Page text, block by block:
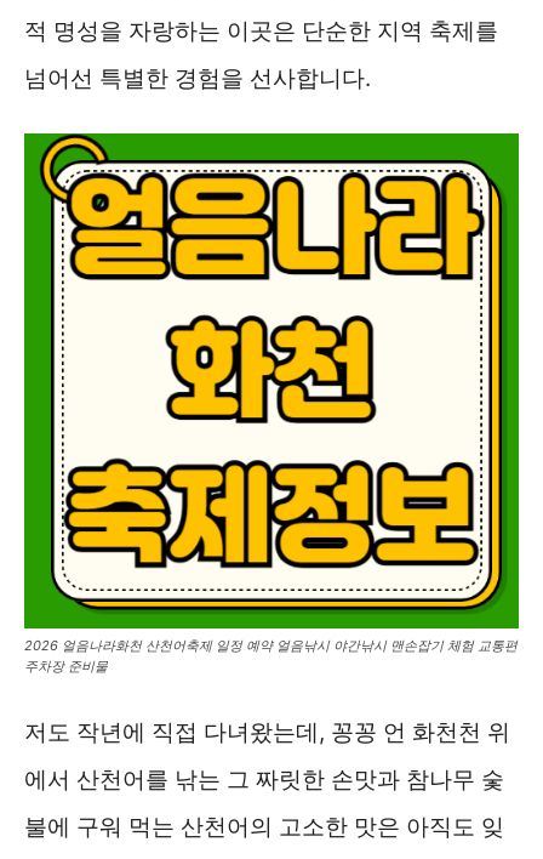
적 명성을 자랑하는 이곳은 단순한 지역 축제를
넘어선 특별한 경험을 선사합니다.
2026 얼음나라화천 산천어축제 일정 예약 얼음낚시 야간낚시 맨손잡기 체험 교통편
주차장 준비물
저도 작년에 직접 다녀왔는데, 꽁꽁 언 화천천 위
에서 산천어를 낚는 그 짜릿한 손맛과 참나무 숯
불에 구워 먹는 산천어의 고소한 맛은 아직도 잊